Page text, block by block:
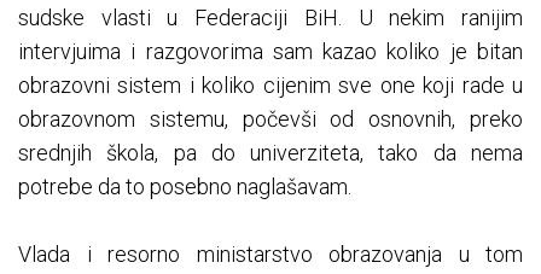
sudske vlasti u Federaciji BiH. U nekim ranijim
intervjuima i razgovorima sam kazao koliko je bitan
obrazovni sistem i koliko cijenim sve one koji rade u
obrazovnom sistemu, počevši od osnovnih, preko
srednjih škola, pa do univerziteta, tako da nema
potrebe da to posebno naglašavam.
Vlada i resorno ministarstvo obrazovanja u tom